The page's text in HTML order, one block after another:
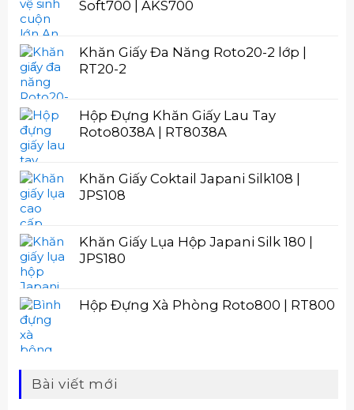
Soft700 | AKS700
Khăn Giấy Đa Năng Roto20-2 lớp |
RT20-2
Hộp Đựng Khăn Giấy Lau Tay
Roto8038A | RT8038A
Khăn Giấy Coktail Japani Silk108 |
JPS108
Khăn Giấy Lụa Hộp Japani Silk 180 |
JPS180
Hộp Đựng Xà Phòng Roto800 | RT800
Bài viết mới